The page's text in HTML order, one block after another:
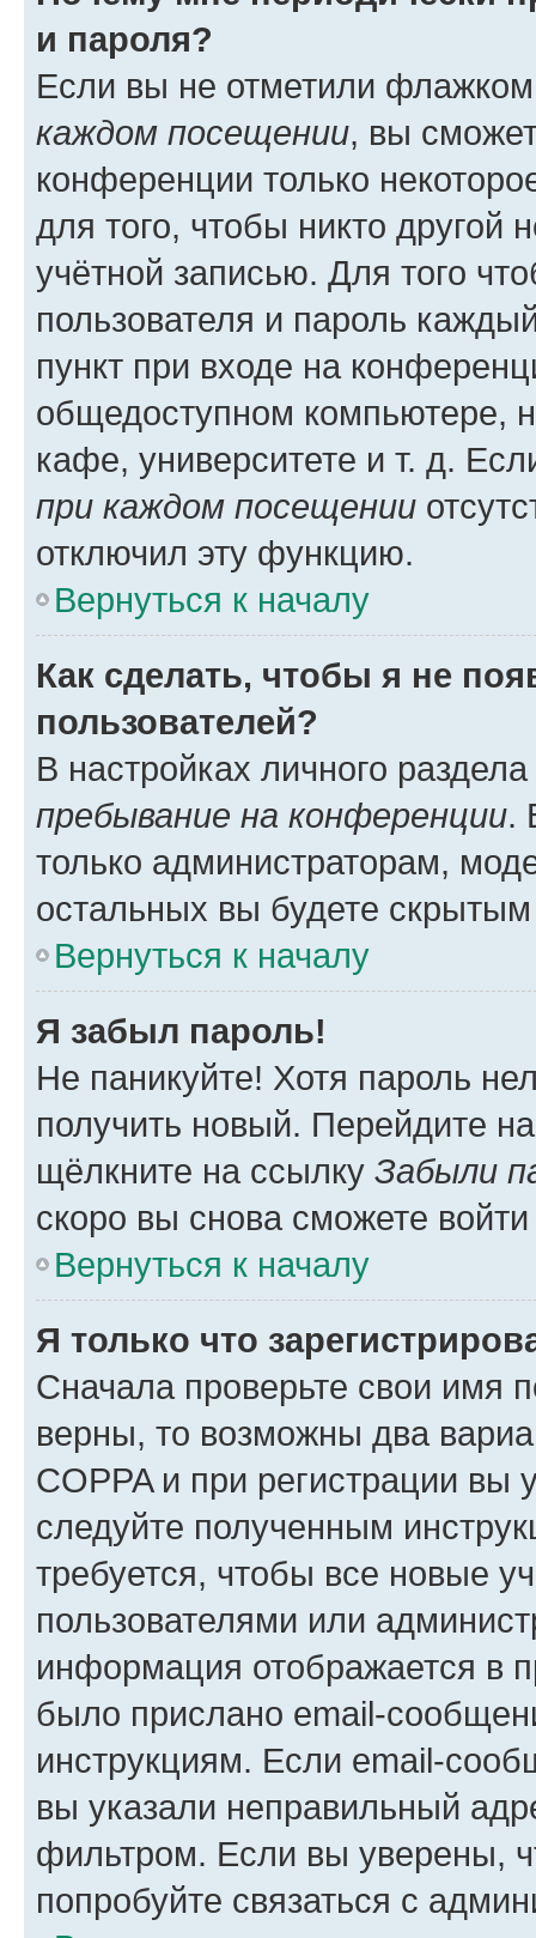
и пароля?
Если вы не отметили
каждом посещении, вы
конференции только
для того, чтобы никто другой
учётной записью. Для того
пользователя и пароль
пункт при входе на
общедоступном компьютере,
кафе, университете и т. д.
при каждом посещении
отключил эту функцию.
Вернуться к началу
Как сделать, чтобы я не
пользователей?
В настройках личного
пребывание на конференции.
только администраторам,
остальных вы будете
Вернуться к началу
Я забыл пароль!
Не паникуйте! Хотя пароль
получить новый. Перейдите
щёлкните на ссылку Забыли
скоро вы снова сможете
Вернуться к началу
Я только что
Сначала проверьте свои имя
верны, то возможны два
COPPA и при регистрации вы
следуйте полученным
требуется, чтобы все новые
пользователями или
информация отображается в
было прислано email-
инструкциям. Если email-
вы указали неправильный
фильтром. Если вы уверены,
попробуйте связаться с